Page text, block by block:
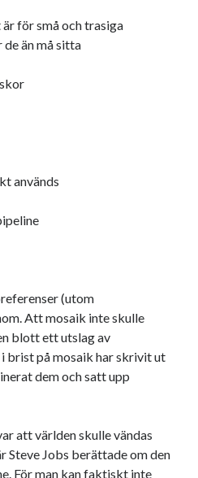
för små och trasiga
än må sitta
används
(utom
Att mosaik inte skulle
blott ett utslag av
brist på mosaik har skrivit ut
dem och satt upp
att världen skulle vändas
Steve Jobs berättade om den
För man kan faktiskt inte